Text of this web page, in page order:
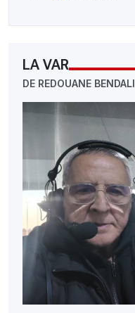
LA VAR
DE REDOUANE BENDALI